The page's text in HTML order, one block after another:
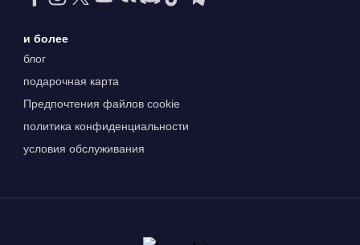
и более
блог
подарочная карта
Предпочтения файлов cookie
политика конфиденциальности
условия обслуживания